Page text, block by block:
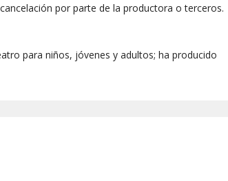
por parte de la productora o terceros.
para niños, jóvenes y adultos; ha producido